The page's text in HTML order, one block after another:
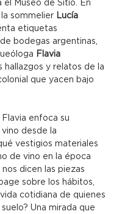
el Museo de Sitio. En
sommelier Lucía
etiquetas
bodegas argentinas,
Flavia
hallazgos y relatos de la
que yacen bajo
enfoca su
desde la
vestigios materiales
de vino en la época
dicen las piezas
sobre los hábitos,
cotidiana de quienes
Una mirada que